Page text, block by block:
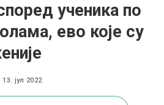
ученика по
ево које су
13. јул 2022.